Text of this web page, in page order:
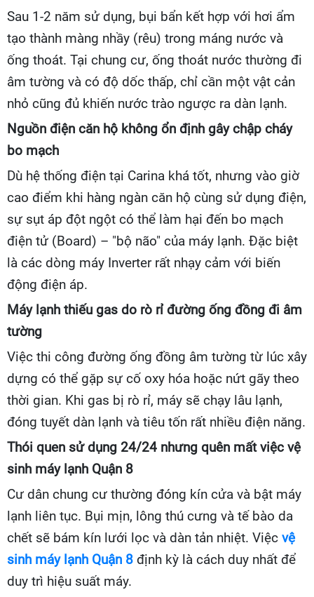
Sau 1-2 năm sử dụng, bụi bẩn kết hợp với hơi ẩm
tạo thành màng nhầy (rêu) trong máng nước và
ống thoát. Tại chung cư, ống thoát nước thường đi
âm tường và có độ dốc thấp, chỉ cần một vật cản
nhỏ cũng đủ khiến nước trào ngược ra dàn lạnh.
Nguồn điện căn hộ không ổn định gây chập cháy
bo mạch
Dù hệ thống điện tại Carina khá tốt, nhưng vào giờ
cao điểm khi hàng ngàn căn hộ cùng sử dụng điện,
sự sụt áp đột ngột có thể làm hại đến bo mạch
điện tử (Board) – "bộ não" của máy lạnh. Đặc biệt
là các dòng máy Inverter rất nhạy cảm với biến
động điện áp.
Máy lạnh thiếu gas do rò rỉ đường ống đồng đi âm
tường
Việc thi công đường ống đồng âm tường từ lúc xây
dựng có thể gặp sự cố oxy hóa hoặc nứt gãy theo
thời gian. Khi gas bị rò rỉ, máy sẽ chạy lâu lạnh,
đóng tuyết dàn lạnh và tiêu tốn rất nhiều điện năng.
Thói quen sử dụng 24/24 nhưng quên mất việc vệ
sinh máy lạnh Quận 8
Cư dân chung cư thường đóng kín cửa và bật máy
lạnh liên tục. Bụi mịn, lông thú cưng và tế bào da
chết sẽ bám kín lưới lọc và dàn tản nhiệt. Việc vệ
sinh máy lạnh Quận 8 định kỳ là cách duy nhất để
duy trì hiệu suất máy.